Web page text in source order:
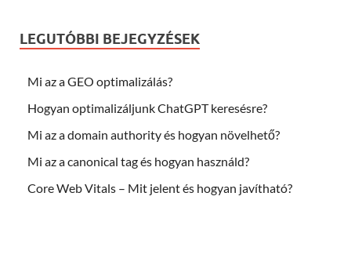
LEGUTÓBBI BEJEGYZÉSEK
Mi az a GEO optimalizálás?
Hogyan optimalizáljunk ChatGPT keresésre?
Mi az a domain authority és hogyan növelhető?
Mi az a canonical tag és hogyan használd?
Core Web Vitals – Mit jelent és hogyan javítható?